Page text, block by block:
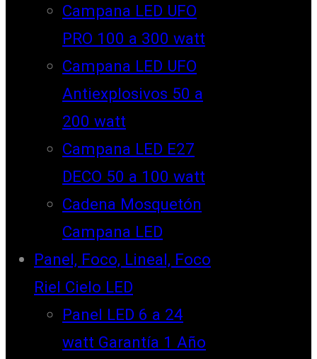
Campana LED UFO
PRO 100 a 300 watt
Campana LED UFO
Antiexplosivos 50 a
200 watt
Campana LED E27
DECO 50 a 100 watt
Cadena Mosquetón
Campana LED
Panel, Foco, Lineal, Foco
Riel Cielo LED
Panel LED 6 a 24
watt Garantía 1 Año